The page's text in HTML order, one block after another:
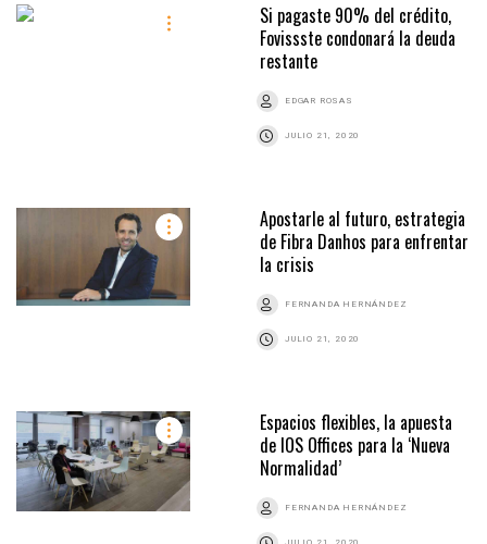
Si pagaste 90% del crédito,
Fovissste condonará la deuda
restante
EDGAR ROSAS
JULIO 21, 2020
Apostarle al futuro, estrategia
de Fibra Danhos para enfrentar
la crisis
FERNANDA HERNÁNDEZ
JULIO 21, 2020
Espacios flexibles, la apuesta
de IOS Offices para la ‘Nueva
Normalidad’
FERNANDA HERNÁNDEZ